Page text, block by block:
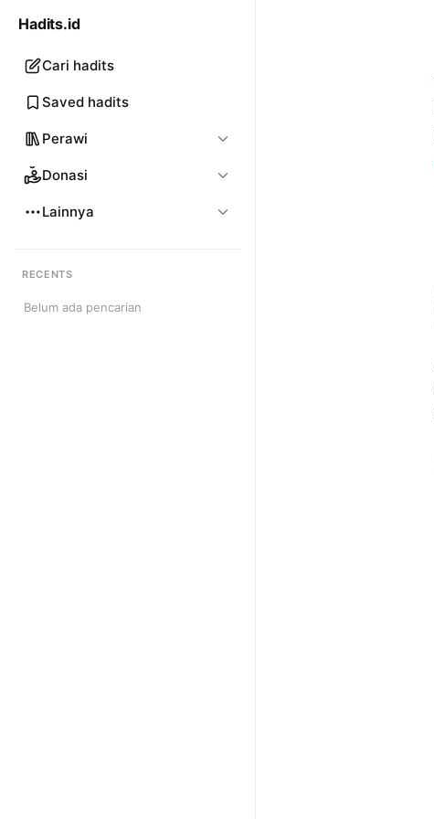
Hadits.id
Cari hadits
Saved hadits
Perawi
Donasi
Lainnya
RECENTS
Belum ada pencarian